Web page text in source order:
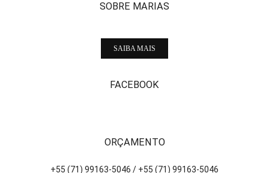
SOBRE MARIAS
SAIBA MAIS
FACEBOOK
ORÇAMENTO
+55 (71) 99163-5046 / +55 (71) 99163-5046